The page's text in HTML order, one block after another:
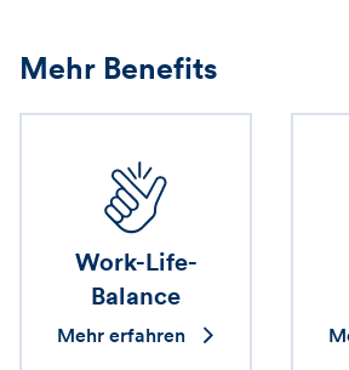
Mehr Benefits
Work-Life-
Balance
Mehr erfahren